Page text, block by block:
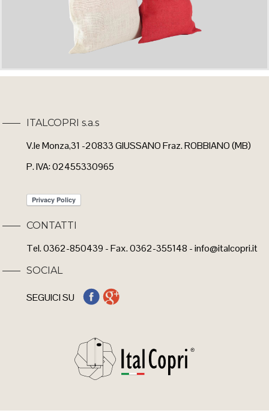
borse - linea light
ITALCOPRI s.a.s
V.le Monza,31 -20833 GIUSSANO Fraz. ROBBIANO (MB)
P. IVA: 02455330965
CONTATTI
Tel. 0362-850439 - Fax. 0362-355148 - info@italcopri.it
SOCIAL
SEGUICI SU